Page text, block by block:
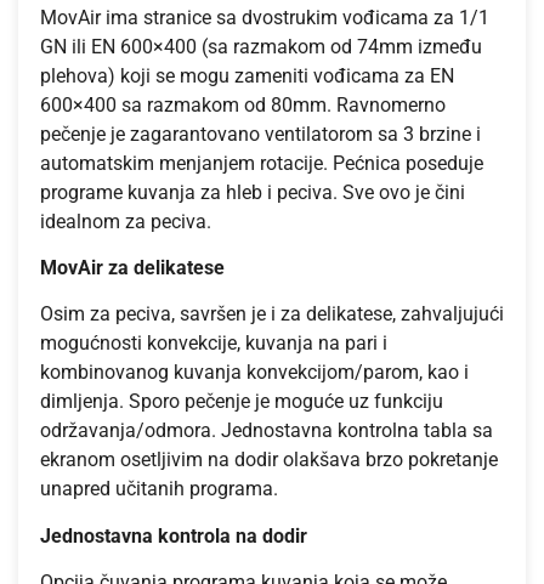
MovAir ima stranice sa dvostrukim vođicama za 1/1
GN ili EN 600×400 (sa razmakom od 74mm između
plehova) koji se mogu zameniti vođicama za EN
600×400 sa razmakom od 80mm. Ravnomerno
pečenje je zagarantovano ventilatorom sa 3 brzine i
automatskim menjanjem rotacije. Pećnica poseduje
programe kuvanja za hleb i peciva. Sve ovo je čini
idealnom za peciva.
MovAir za delikatese
Osim za peciva, savršen je i za delikatese, zahvaljujući
mogućnosti konvekcije, kuvanja na pari i
kombinovanog kuvanja konvekcijom/parom, kao i
dimljenja. Sporo pečenje je moguće uz funkciju
održavanja/odmora. Jednostavna kontrolna tabla sa
ekranom osetljivim na dodir olakšava brzo pokretanje
unapred učitanih programa.
Jednostavna kontrola na dodir